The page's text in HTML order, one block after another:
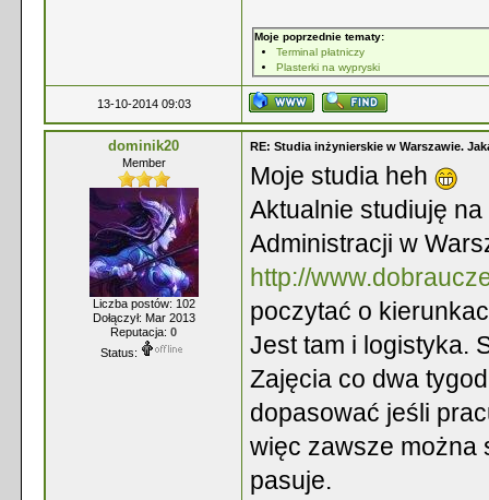
Moje poprzednie tematy:
Terminal płatniczy
Plasterki na wypryski
13-10-2014 09:03
dominik20
Member
Liczba postów: 102
Dołączył: Mar 2013
Reputacja: 0
Status:
RE: Studia inżynierskie w Warszawie.
Moje studia heh
Aktualnie studiuję
Administracji w
http://
poczytać o
Jest tam i logistyka.
Zajęcia co dwa
dopasować jeśli
więc zawsze można
pasuje.